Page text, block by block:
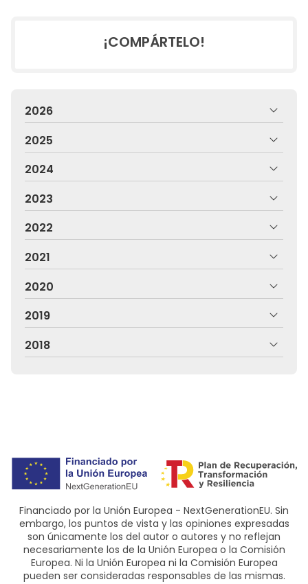
¡COMPÁRTELO!
2026
2025
2024
2023
2022
2021
2020
2019
2018
Financiado por la Unión Europea - NextGenerationEU. Sin
embargo, los puntos de vista y las opiniones expresadas
son únicamente los del autor o autores y no reflejan
necesariamente los de la Unión Europea o la Comisión
Europea. Ni la Unión Europea ni la Comisión Europea
pueden ser consideradas responsables de las mismas.